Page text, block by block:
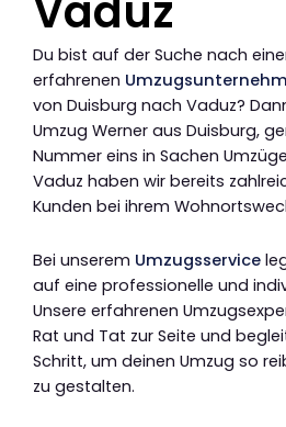
Vaduz
Du bist auf der Suche nach
erfahrenen
von Duisburg nach Vaduz?
Umzug Werner aus Duisburg,
Nummer eins in Sachen
Vaduz haben wir bereits
Kunden bei ihrem
Bei unserem Umzugsservice
auf eine professionelle und
Unsere erfahrenen
Rat und Tat zur Seite und
Schritt, um deinen Umzug so
zu gestalten.